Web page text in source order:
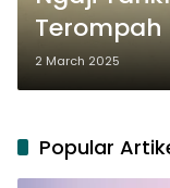
Terompah
Abbasiyah
2 March 2025
Popular